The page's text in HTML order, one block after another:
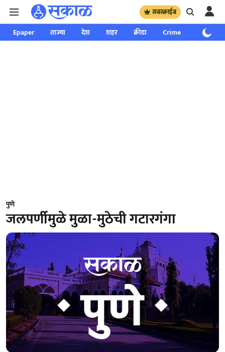
सबस्क्राईब
Epaper ताज्या देश शहर क्रीडा Crime साप्ताहिक
पुणे
जलपर्णीमुळे मुळा-मुठेची गटारगंगा